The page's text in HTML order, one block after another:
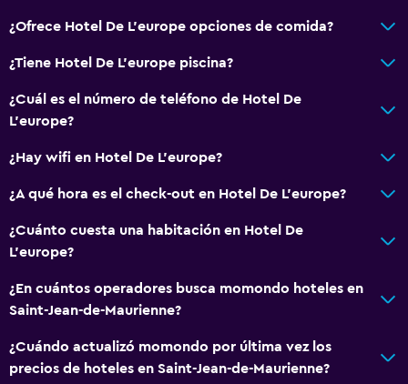
¿Ofrece Hotel De L'europe opciones de comida?
¿Tiene Hotel De L'europe piscina?
¿Cuál es el número de teléfono de Hotel De
L'europe?
¿Hay wifi en Hotel De L'europe?
¿A qué hora es el check-out en Hotel De L'europe?
¿Cuánto cuesta una habitación en Hotel De
L'europe?
¿En cuántos operadores busca momondo hoteles en
Saint-Jean-de-Maurienne?
¿Cuándo actualizó momondo por última vez los
precios de hoteles en Saint-Jean-de-Maurienne?